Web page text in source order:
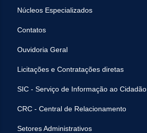
Núcleos Especializados
Contatos
Ouvidoria Geral
Licitações e Contratações diretas
SIC - Serviço de Informação ao Cidadão
CRC - Central de Relacionamento
Setores Administrativos